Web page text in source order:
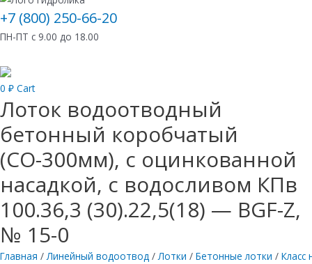
+7 (800) 250-66-20
ПН-ПТ с 9.00 до 18.00
0 ₽ Cart
Лоток водоотводный
бетонный коробчатый
(СО-300мм), с оцинкованной
насадкой, с водосливом КПв
100.36,3 (30).22,5(18) — BGF-Z,
№ 15-0
Главная /Линейный водоотвод /Лотки / Бетонные лотки / Класс